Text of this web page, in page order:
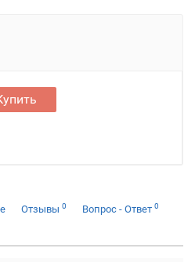
Отзывы 0 Вопрос - Ответ 0